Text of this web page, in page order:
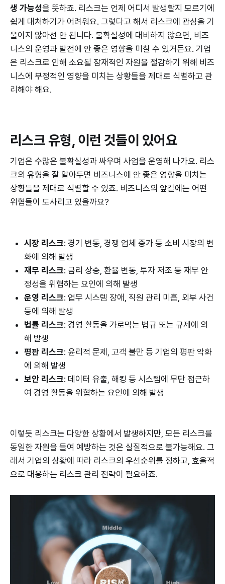
생 가능성을 뜻하죠. 리스크는 언제 어디서 발생할지 모르기에
쉽게 대처하기가 어려워요. 그렇다고 해서 리스크에 관심을 기
울이지 않아선 안 됩니다. 불확실성에 대비하지 않으면, 비즈
니스의 운영과 발전에 안 좋은 영향을 미칠 수 있거든요. 기업
은 리스크로 인해 소요될 잠재적인 자원을 절감하기 위해 비즈
니스에 부정적인 영향을 미치는 상황들을 제대로 식별하고 관
리해야 해요.
리스크 유형, 이런 것들이 있어요
기업은 수많은 불확실성과 싸우며 사업을 운영해 나가요. 리스
크의 유형을 잘 알아두면 비즈니스에 안 좋은 영향을 미치는
상황들을 제대로 식별할 수 있죠. 비즈니스의 앞길에는 어떤
위협들이 도사리고 있을까요?
시장 리스크: 경기 변동, 경쟁 업체 증가 등 소비 시장의 변
화에 의해 발생
재무 리스크: 금리 상승, 환율 변동, 투자 저조 등 재무 안
정성을 위협하는 요인에 의해 발생
운영 리스크: 업무 시스템 장애, 직원 관리 미흡, 외부 사건
등에 의해 발생
법률 리스크: 경영 활동을 가로막는 법규 또는 규제에 의
해 발생
평판 리스크: 윤리적 문제, 고객 불만 등 기업의 평판 악화
에 의해 발생
보안 리스크: 데이터 유출, 해킹 등 시스템에 무단 접근하
여 경영 활동을 위협하는 요인에 의해 발생
이렇듯 리스크는 다양한 상황에서 발생하지만, 모든 리스크를
동일한 자원을 들여 예방하는 것은 실질적으로 불가능해요. 그
래서 기업의 상황에 따라 리스크의 우선순위를 정하고, 효율적
으로 대응하는 리스크 관리 전략이 필요하죠.